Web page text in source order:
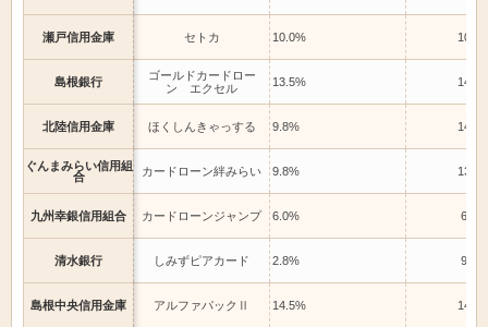
瀬戸信用金庫
島根銀行
北陸信用金庫
ぐんまみらい信用組
合
九州幸銀信用組合
清水銀行
島根中央信用金庫
セトカ 10.0%
ゴールドカードロー
ン エクセル
13.5%
ほくしんきゃっする 9.8%
カードローン絆みらい 9.8%
カードローンジャンプ 6.0% 6.0%
しみずピアカード 2.8% 9.5%
アルファパックⅡ 14.5%